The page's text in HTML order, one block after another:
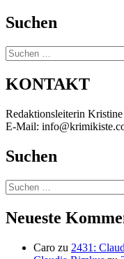
Suchen
Suchen
nach:
KONTAKT
Redaktionsleiterin
E-Mail:
Suchen
Suchen
nach:
Neueste
Caro zu 2431: